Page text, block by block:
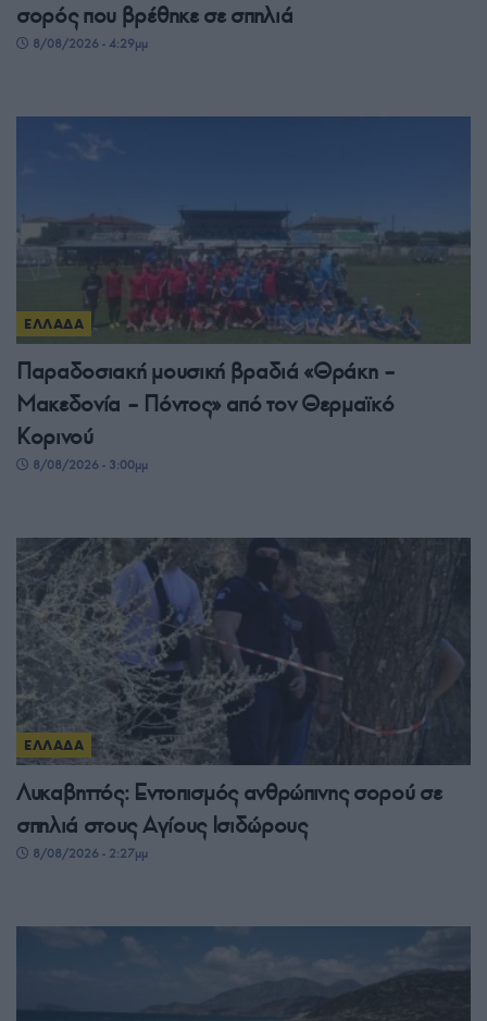
σορός που βρέθηκε σε σπηλιά
8/08/2026 - 4:29μμ
ΕΛΛΑΔΑ
Παραδοσιακή μουσική βραδιά «Θράκη –
Μακεδονία – Πόντος» από τον Θερμαϊκό
Κορινού
8/08/2026 - 3:00μμ
ΕΛΛΑΔΑ
Λυκαβηττός: Εντοπισμός ανθρώπινης σορού σε
σπηλιά στους Αγίους Ισιδώρους
8/08/2026 - 2:27μμ